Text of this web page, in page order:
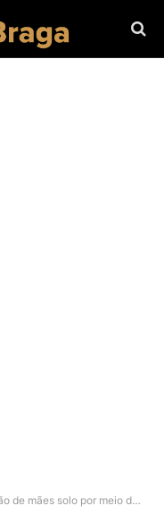
solo por meio de Projeto de Lei